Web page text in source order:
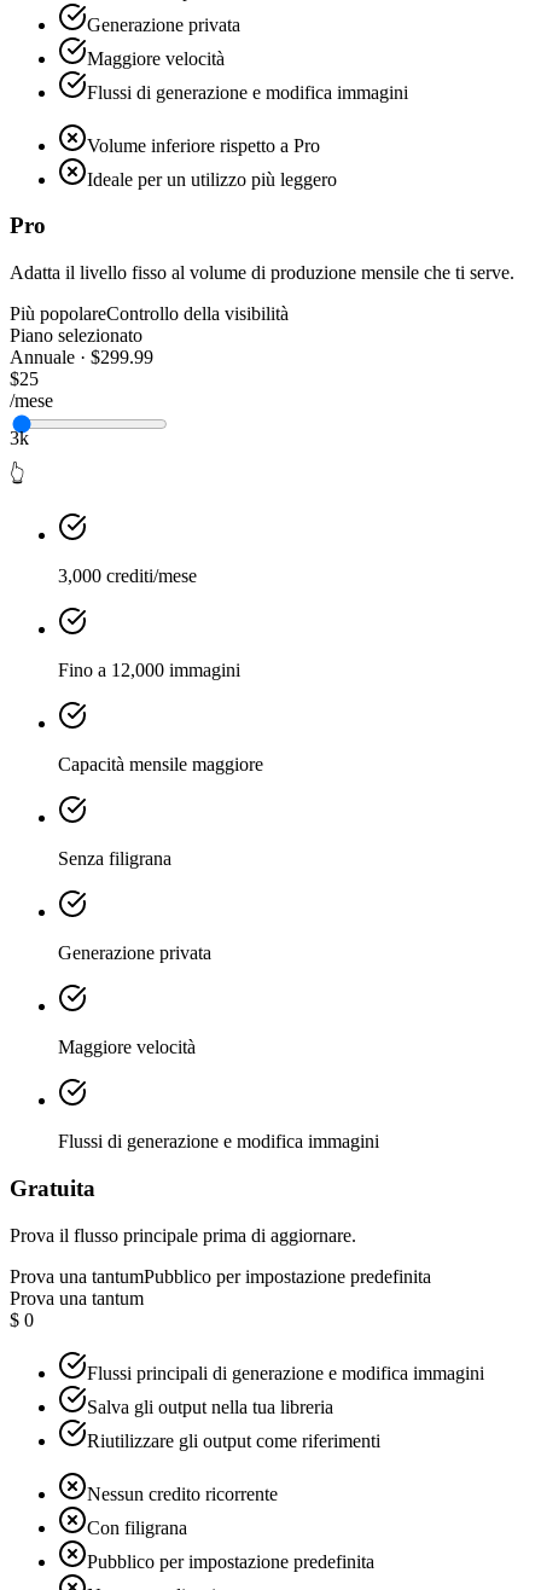
Generazione privata
Maggiore velocità
Flussi di generazione e modifica immagini
Volume inferiore rispetto a Pro
Ideale per un utilizzo più leggero
Pro
Adatta il livello fisso al volume di produzione mensile che ti serve.
Più popolareControllo della visibilità
Piano selezionato
Annuale · $299.99
$25
/mese
3k
👆
3,000 crediti/mese
Fino a 12,000 immagini
Capacità mensile maggiore
Senza filigrana
Generazione privata
Maggiore velocità
Flussi di generazione e modifica immagini
Gratuita
Prova il flusso principale prima di aggiornare.
Prova una tantumPubblico per impostazione predefinita
Prova una tantum
$ 0
Flussi principali di generazione e modifica immagini
Salva gli output nella tua libreria
Riutilizzare gli output come riferimenti
Nessun credito ricorrente
Con filigrana
Pubblico per impostazione predefinita